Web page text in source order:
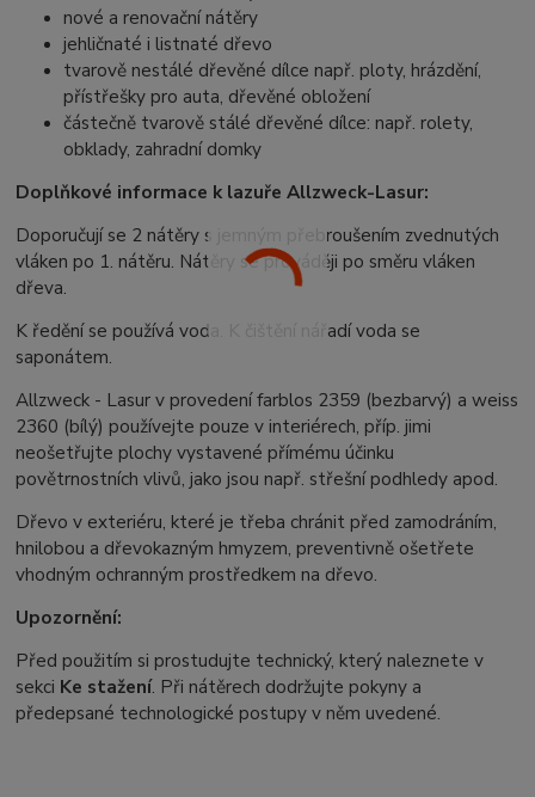
nové a renovační nátěry
jehličnaté i listnaté dřevo
tvarově nestálé dřevěné dílce např. ploty, hrázdění,
přístřešky pro auta, dřevěné obložení
částečně tvarově stálé dřevěné dílce: např. rolety,
obklady, zahradní domky
Doplňkové informace k lazuře Allzweck-Lasur:
Doporučují se 2 nátěry s jemným přebroušením zvednutých
vláken po 1. nátěru. Nátěry se prováději po směru vláken
dřeva.
K ředění se používá voda. K čištění nářadí voda se
saponátem.
Allzweck - Lasur v provedení farblos 2359 (bezbarvý) a weiss
2360 (bílý) používejte pouze v interiérech, příp. jimi
neošetřujte plochy vystavené přímému účinku
povětrnostních vlivů, jako jsou např. střešní podhledy apod.
Dřevo v exteriéru, které je třeba chránit před zamodráním,
hnilobou a dřevokazným hmyzem, preventivně ošetřete
vhodným ochranným prostředkem na dřevo.
Upozornění:
Před použitím si prostudujte technický, který naleznete v
sekci Ke stažení. Při nátěrech dodržujte pokyny a
předepsané technologické postupy v něm uvedené.